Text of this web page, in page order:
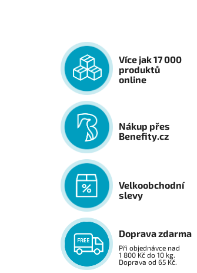
Více jak 17 000
produktů
online
Nákup přes
Benefity.cz
Velkoobchodní
slevy
Doprava zdarma
Při objednávce nad
1 800 Kč do 10 kg.
Doprava od 65 Kč.